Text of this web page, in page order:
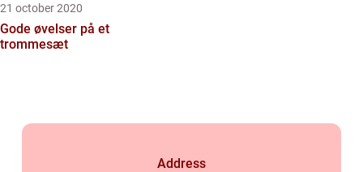
21 october 2020
Gode øvelser på et
trommesæt
Address